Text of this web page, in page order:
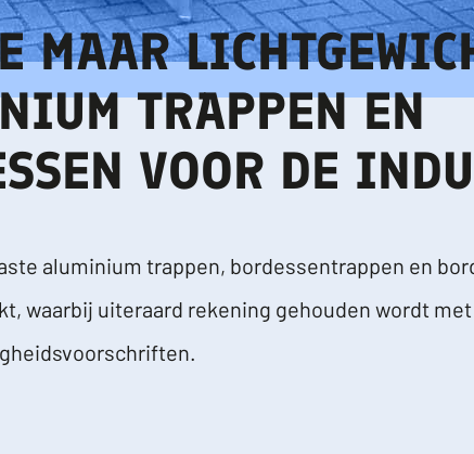
MAAR
TRAPPEN EN
VOOR DE
aluminium trappen, bordessentrappen en
waarbij uiteraard rekening gehouden wordt